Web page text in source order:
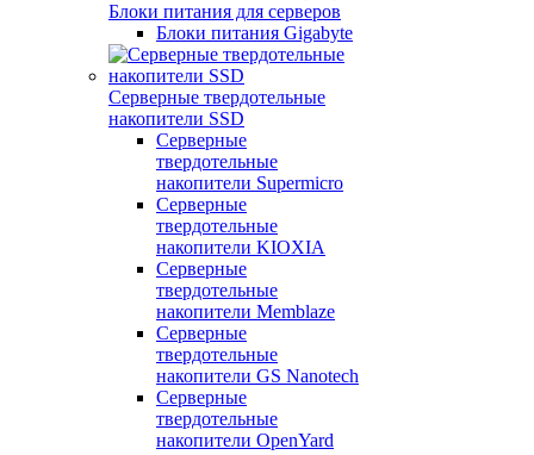
Блоки питания для серверов
Блоки питания Gigabyte
Серверные твердотельные
накопители SSD
Cерверные
твердотельные
накопители Supermicro
Cерверные
твердотельные
накопители KIOXIA
Cерверные
твердотельные
накопители Memblaze
Cерверные
твердотельные
накопители GS Nanotech
Серверные
твердотельные
накопители OpenYard